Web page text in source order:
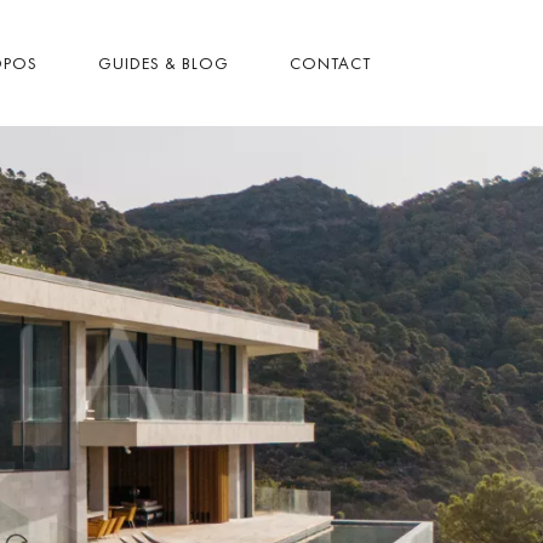
GUIDES & BLOG CONTACT